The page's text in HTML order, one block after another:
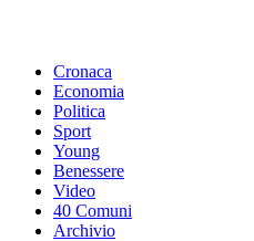
Cronaca
Economia
Politica
Sport
Young
Benessere
Video
40 Comuni
Archivio